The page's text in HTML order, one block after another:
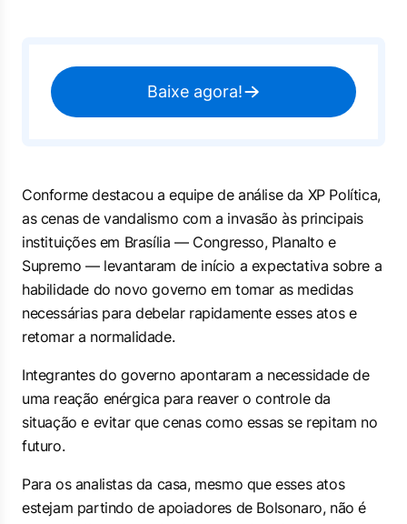
Baixe agora!
Conforme destacou a equipe de análise da XP Política,
as cenas de vandalismo com a invasão às principais
instituições em Brasília — Congresso, Planalto e
Supremo — levantaram de início a expectativa sobre a
habilidade do novo governo em tomar as medidas
necessárias para debelar rapidamente esses atos e
retomar a normalidade.
Integrantes do governo apontaram a necessidade de
uma reação enérgica para reaver o controle da
situação e evitar que cenas como essas se repitam no
futuro.
Para os analistas da casa, mesmo que esses atos
estejam partindo de apoiadores de Bolsonaro, não é